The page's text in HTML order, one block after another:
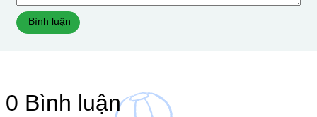
Bình luận
0 Bình luận